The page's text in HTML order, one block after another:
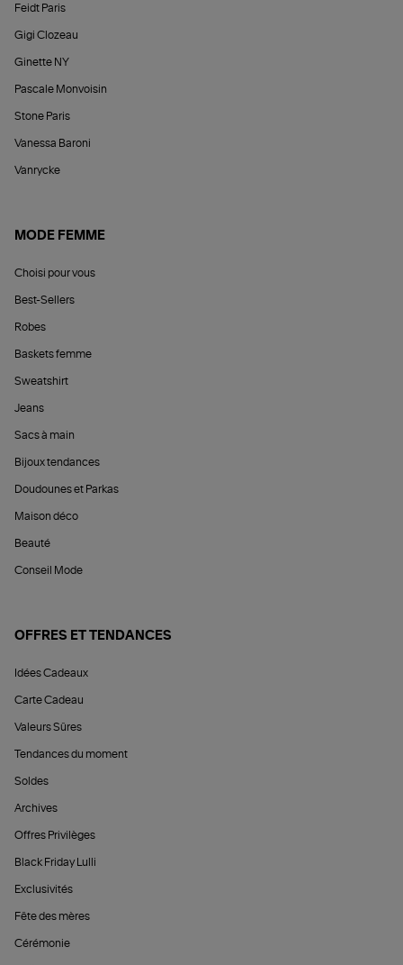
Feidt Paris
Gigi Clozeau
Ginette NY
Pascale Monvoisin
Stone Paris
Vanessa Baroni
Vanrycke
MODE FEMME
Choisi pour vous
Best-Sellers
Robes
Baskets femme
Sweatshirt
Jeans
Sacs à main
Bijoux tendances
Doudounes et Parkas
Maison déco
Beauté
Conseil Mode
OFFRES ET TENDANCES
Idées Cadeaux
Carte Cadeau
Valeurs Sûres
Tendances du moment
Soldes
Archives
Offres Privilèges
Black Friday Lulli
Exclusivités
Fête des mères
Cérémonie